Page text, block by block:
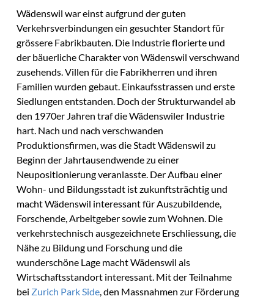
Wädenswil war einst aufgrund der guten
Verkehrsverbindungen ein gesuchter Standort für
grössere Fabrikbauten. Die Industrie florierte und
der bäuerliche Charakter von Wädenswil verschwand
zusehends. Villen für die Fabrikherren und ihren
Familien wurden gebaut. Einkaufsstrassen und erste
Siedlungen entstanden. Doch der Strukturwandel ab
den 1970er Jahren traf die Wädenswiler Industrie
hart. Nach und nach verschwanden
Produktionsfirmen, was die Stadt Wädenswil zu
Beginn der Jahrtausendwende zu einer
Neupositionierung veranlasste. Der Aufbau einer
Wohn- und Bildungsstadt ist zukunftsträchtig und
macht Wädenswil interessant für Auszubildende,
Forschende, Arbeitgeber sowie zum Wohnen. Die
verkehrstechnisch ausgezeichnete Erschliessung, die
Nähe zu Bildung und Forschung und die
wunderschöne Lage macht Wädenswil als
Wirtschaftsstandort interessant. Mit der Teilnahme
bei Zurich Park Side , den Massnahmen zur Förderung